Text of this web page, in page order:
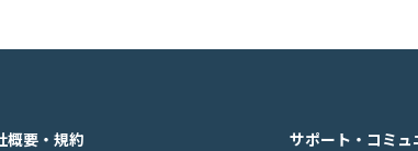
概要・規約 サポート・コミュ